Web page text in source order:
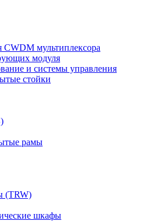
CWDM мультиплексора
модуля
и системы управления
стойки
рамы
(TRW)
шкафы